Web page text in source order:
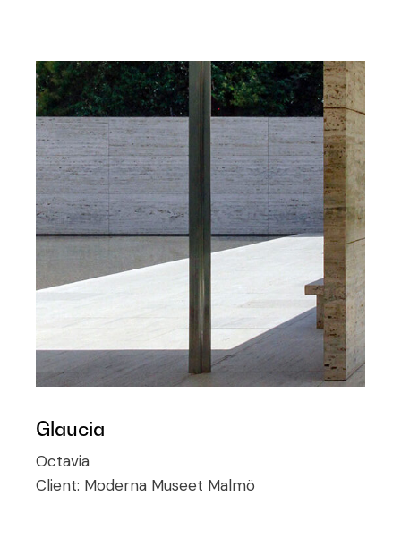
Glaucia
Octavia
Client: Moderna Museet Malmö